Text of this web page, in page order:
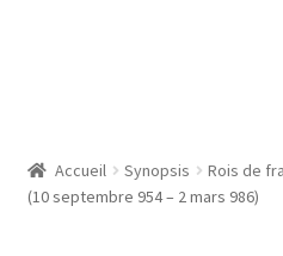
Accueil Synopsis Rois de
(10 septembre 954 – 2 mars 986)